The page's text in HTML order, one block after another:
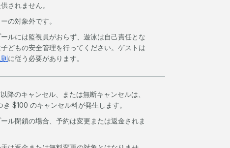
されません。
の対象外です。
ルには監視員がおらず、遊泳は自己責任とな
どもの安全管理を行ってください。ゲストは
に従う必要があります。
降のキャンセル、または無断キャンセルは、
き $100 のキャンセル料が発生します。
ル閉鎖の場合、予約は変更または返金されま